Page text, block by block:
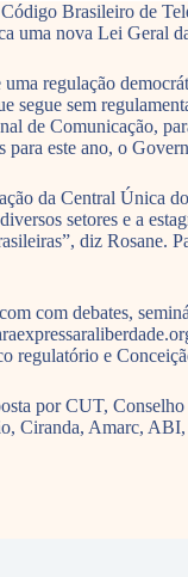
Brasileiro de
uma nova Lei Geral
regulação
segue sem
de Comunicação,
este ano, o
da Central Única
setores e a
diz Rosane.
com debates,
regulatório e
por CUT,
Ciranda, Amarc,